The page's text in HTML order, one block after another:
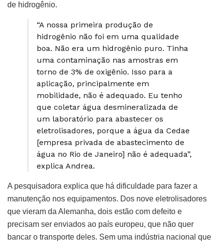
de hidrogênio.
“A nossa primeira produção de
hidrogênio não foi em uma qualidade
boa. Não era um hidrogênio puro. Tinha
uma contaminação nas amostras em
torno de 3% de oxigênio. Isso para a
aplicação, principalmente em
mobilidade, não é adequado. Eu tenho
que coletar água desmineralizada de
um laboratório para abastecer os
eletrolisadores, porque a água da Cedae
[empresa privada de abastecimento de
água no Rio de Janeiro] não é adequada”,
explica Andrea.
A pesquisadora explica que há dificuldade para fazer a
manutenção nos equipamentos. Dos nove eletrolisadores
que vieram da Alemanha, dois estão com defeito e
precisam ser enviados ao país europeu, que não quer
bancar o transporte deles. Sem uma indústria nacional que